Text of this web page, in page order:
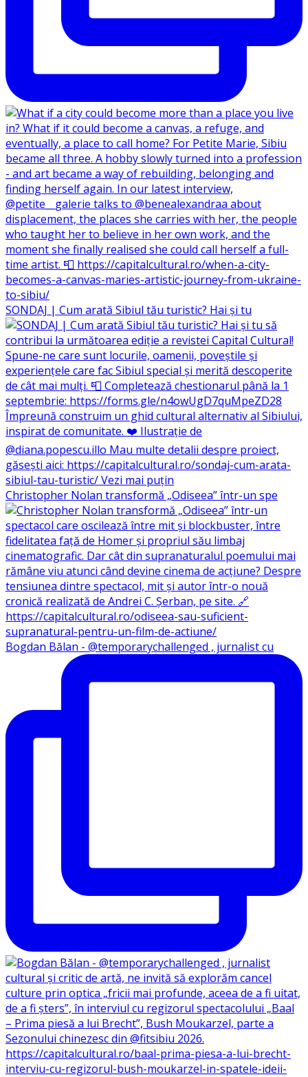
SONDAJ | Cum arată Sibiul tău turistic? Hai și tu
Christopher Nolan transformă „Odiseea” într-un spe
Bogdan Bălan - @temporarychallenged , jurnalist cu